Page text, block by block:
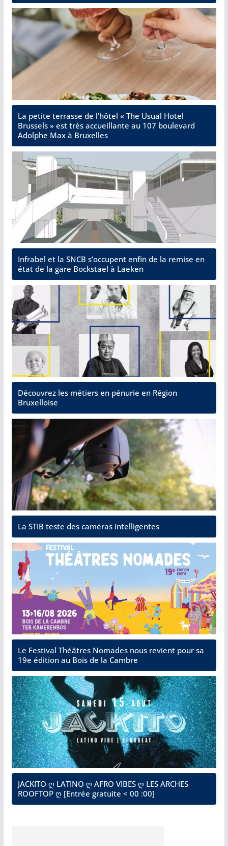
La petite terrasse de l’hôtel « The Usual Hotel
Brussels » est très accueillante au 107 boulevard
Adolphe Max à Bruxelles
Infrabel et la SNCB s’occupent enfin de la remise en
état de la gare Bockstael à Laeken
Découvrez les métiers en pénurie en Région
Bruxelloise
La STIB teste des caméras intelligentes
Le Festival Théâtres Nomades nous revient pour sa
19e édition au Bois de la Cambre
JACKITO ღ LATINO ღ AFRO VIBES ღ LES ARCHES
ROOFTOP ღ [Entrée gratuite < 00 :00]